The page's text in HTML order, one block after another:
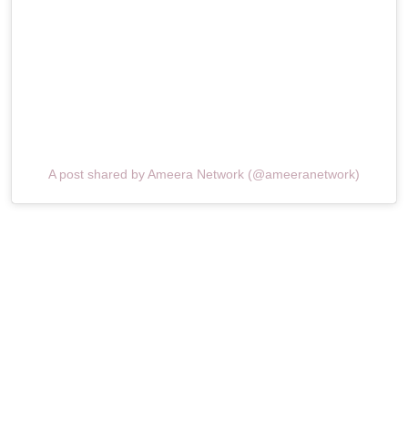
A post shared by Ameera Network (@ameeranetwork)